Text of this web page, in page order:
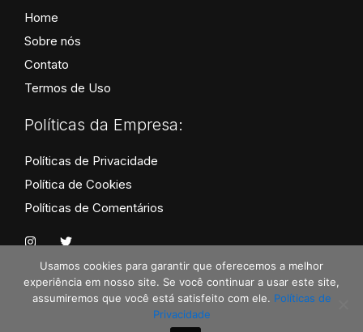
Home
Sobre nós
Contato
Termos de Uso
Políticas da Empresa:
Políticas de Privacidade
Política de Cookies
Políticas de Comentários
I
a
g
T
i
t
e
Todos os Direitos Reservados por Maturidade e
Ministério | © 2025 | Missão Ágape - CNPJ:
Usamos cookies para garantir que oferecemos a melhor
experiência em nosso site. Se você continuar a usar este site,
assumiremos que você está satisfeito com ele. Políticas de
Privacidade